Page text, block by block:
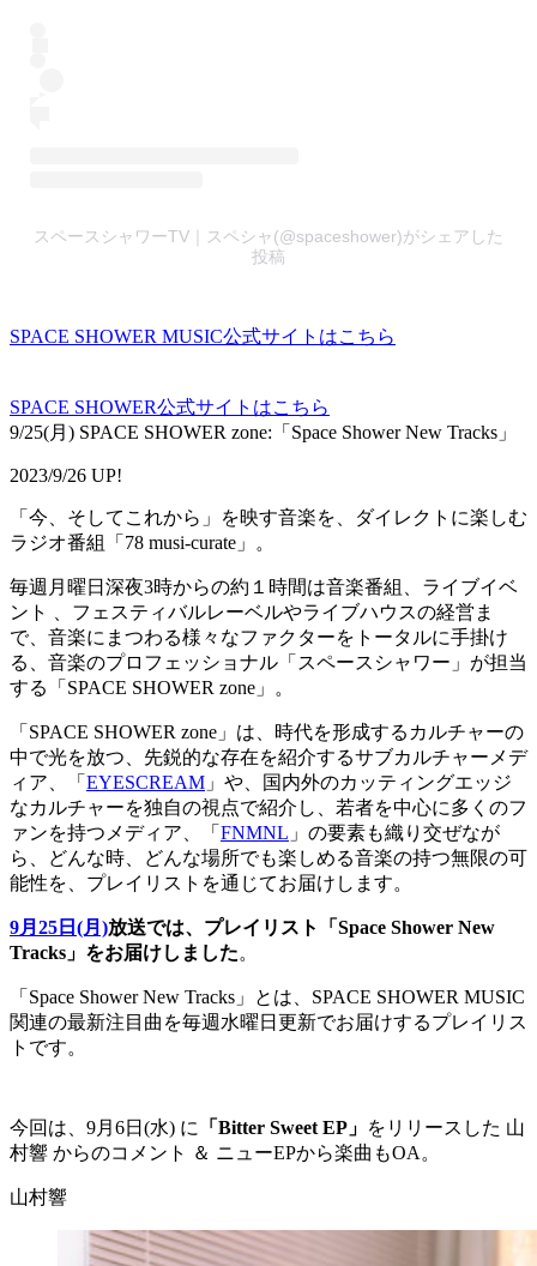
スペースシャワーTV｜スペシャ(@spaceshower)がシェアした
投稿
SPACE SHOWER MUSIC公式サイトはこちら
SPACE SHOWER公式サイトはこちら
9/25(月) SPACE SHOWER zone:「Space Shower New Tracks」
2023/9/26 UP!
「今、そしてこれから」を映す音楽を、ダイレクトに楽しむ
ラジオ番組「78 musi-curate」。
毎週月曜日深夜3時からの約１時間は音楽番組、ライブイベ
ント 、フェスティバルレーベルやライブハウスの経営ま
で、音楽にまつわる様々なファクターをトータルに手掛け
る、音楽のプロフェッショナル「スペースシャワー」が担当
する「SPACE SHOWER zone」。
「SPACE SHOWER zone」は、時代を形成するカルチャーの
中で光を放つ、先鋭的な存在を紹介するサブカルチャーメデ
ィア、「 EYESCREAM 」や、国内外のカッティングエッジ
なカルチャーを独自の視点で紹介し、若者を中心に多くのフ
ァンを持つメディア、「 FNMNL 」の要素も織り交ぜなが
ら、どんな時、どんな場所でも楽しめる音楽の持つ無限の可
能性を、プレイリストを通じてお届けします。
9月25日(月)放送では、プレイリスト「Space Shower New
Tracks」をお届けしました。
「Space Shower New Tracks」とは、SPACE SHOWER MUSIC
関連の最新注目曲を毎週水曜日更新でお届けするプレイリス
トです。
今回は、9月6日(水) に 「Bitter Sweet EP」 をリリースした 山
村響 からのコメント ＆ ニューEPから楽曲もOA。
山村響